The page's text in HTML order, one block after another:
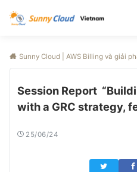
Sunny Cloud | AWS Billing và giải
Session Report
with a GRC strategy,
25/06/24